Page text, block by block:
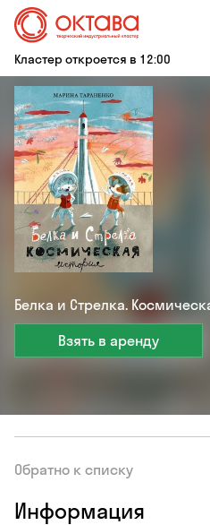
Кластер откроется в 12:00
Белка и Стрелка.
Взять в аренду
Обратно к списку
Информация